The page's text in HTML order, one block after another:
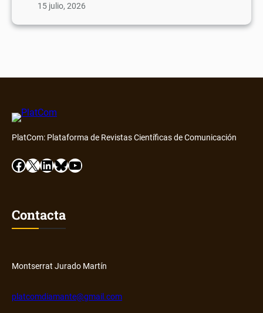
15 julio, 2026
PlatCom: Plataforma de Revistas Científicas de Comunicación
Facebook X LinkedIn Bluesky YouTube
Contacta
Montserrat Jurado Martín
platcomdiamante@gmail.com